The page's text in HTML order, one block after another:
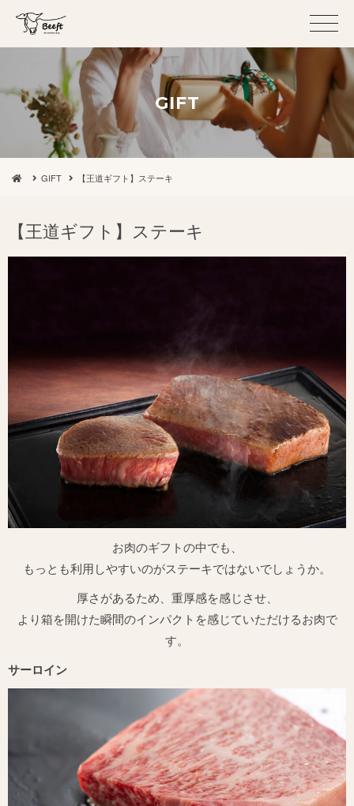
GIFT
GIFT 【王道ギフト】ステーキ
【王道ギフト】ステーキ
お肉のギフトの中でも、
もっとも利用しやすいのがステーキではないでしょうか。
厚さがあるため、重厚感を感じさせ、
より箱を開けた瞬間のインパクトを感じていただけるお肉で
す。
サーロイン